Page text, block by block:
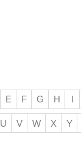
E F G H I
U V W X Y